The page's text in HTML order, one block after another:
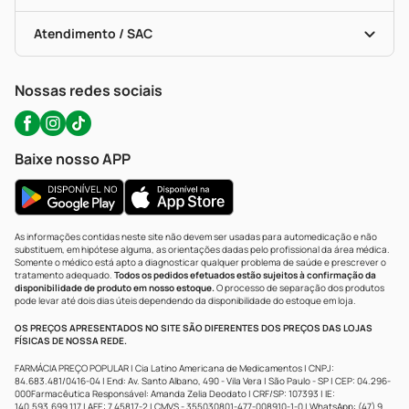
Bulas De A A Z
Políticas De Marketplace
Autoteste Covid-19
Certificado De Segurança
Portal Da Privacidade
Atendimento / SAC
WhatsApp (47) 9202-1687
Nossas redes sociais
Baixe nosso APP
As informações contidas neste site não devem ser usadas para automedicação e não
substituem, em hipótese alguma, as orientações dadas pelo profissional da área médica.
Somente o médico está apto a diagnosticar qualquer problema de saúde e prescrever o
tratamento adequado. Todos os pedidos efetuados estão sujeitos à confirmação da
disponibilidade de produto em nosso estoque.O processo de separação dos produtos
pode levar até dois dias úteis dependendo da disponibilidade do estoque em loja.
OS PREÇOS APRESENTADOS NO SITE SÃO DIFERENTES DOS PREÇOS DAS LOJAS
FÍSICAS DE NOSSA REDE.
FARMÁCIA PREÇO POPULAR | Cia Latino Americana de Medicamentos | CNPJ:
84.683.481/0416-04 | End: Av. Santo Albano, 490 - Vila Vera | São Paulo - SP | CEP: 04.296-
000Farmacêutica Responsável: Amanda Zelia Deodato | CRF/SP: 107393 | IE:
140.593.699.117 | AFE: 7.45817-2 | CMVS - 355030801-477-008910-1-0 | WhatsApp: (47) 9